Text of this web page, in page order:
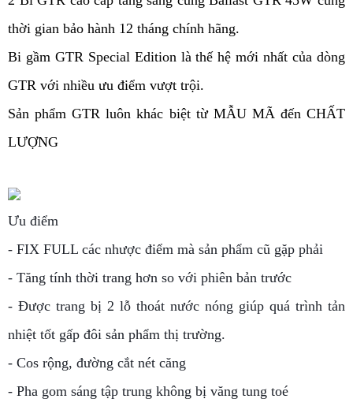
thời gian bảo hành 12 tháng chính hãng.
Bi gầm GTR Special Edition là thế hệ mới nhất của dòng
GTR với nhiều ưu điểm vượt trội.
Sản phẩm GTR luôn khác biệt từ MẪU MÃ đến CHẤT
LƯỢNG
Ưu điểm
- FIX FULL các nhược điểm mà sản phẩm cũ gặp phải
- Tăng tính thời trang hơn so với phiên bản trước
- Được trang bị 2 lỗ thoát nước nóng giúp quá trình tản
nhiệt tốt gấp đôi sản phẩm thị trường.
- Cos rộng, đường cắt nét căng
- Pha gom sáng tập trung không bị văng tung toé